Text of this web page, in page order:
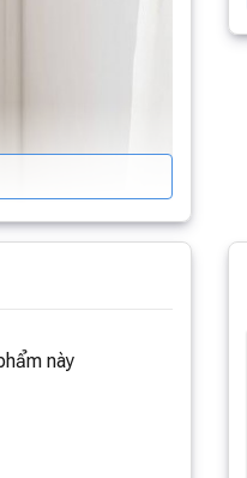
này